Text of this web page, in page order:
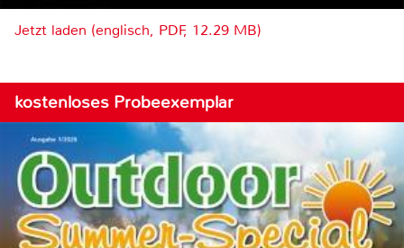
Jetzt laden (englisch, PDF, 12.29 MB)
kostenloses Probeexemplar